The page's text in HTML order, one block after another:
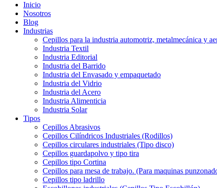
Inicio
Nosotros
Blog
Industrias
Cepillos para la industria automotriz, metalmecánica y
Industria Textil
Industria Editorial
Industria del Barrido
Industria del Envasado y empaquetado
Industria del Vidrio
Industria del Acero
Industria Alimenticia
Industria Solar
Tipos
Cepillos Abrasivos
Cepillos Cilíndricos Industriales (Rodillos)
Cepillos circulares industriales (Tipo disco)
Cepillos guardapolvo y tipo tira
Cepillos tipo Cortina
Cepillos para mesa de trabajo. (Para maquinas
Cepillos tipo ladrillo